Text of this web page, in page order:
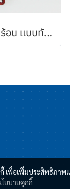
ไม้พายทนความร้อน แบบทัพพี ด้ามแดง
เพื่อเพิ่มประสิทธิภา
ยบายคุกกี้